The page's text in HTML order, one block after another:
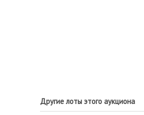
Другие лоты этого аукциона